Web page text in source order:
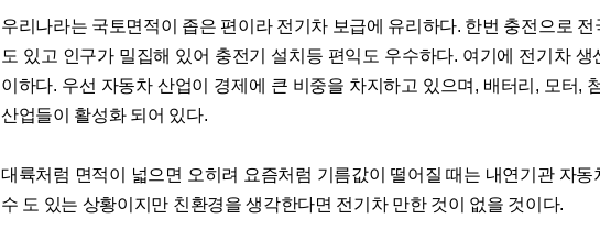
우리나라는 국토면적이 좁은 편이라 전기차 보급에 유리하다. 한번 충전으로 전
도 있고 인구가 밀집해 있어 충전기 설치등 편익도 우수하다. 여기에 전기차 생
이하다. 우선 자동차 산업이 경제에 큰 비중을 차지하고 있으며, 배터리, 모터,
산업들이 활성화 되어 있다.
대륙처럼 면적이 넓으면 오히려 요즘처럼 기름값이 떨어질 때는 내연기관 자동
수 도 있는 상황이지만 친환경을 생각한다면 전기차 만한 것이 없을 것이다.